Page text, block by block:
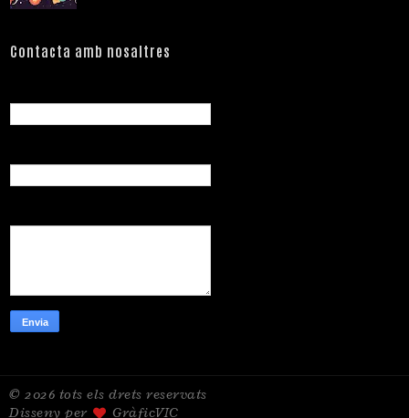
Contacta amb nosaltres
© 2026 tots els drets reservats
Disseny per
GràficVIC